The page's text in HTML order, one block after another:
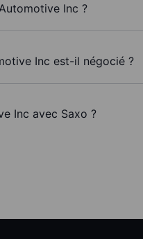
Inc ?
Inc est-il négocié ?
Inc avec Saxo ?